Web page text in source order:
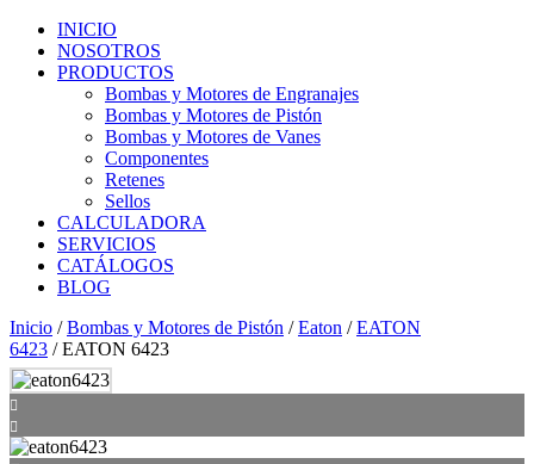
INICIO
NOSOTROS
PRODUCTOS
Bombas y Motores de Engranajes
Bombas y Motores de Pistón
Bombas y Motores de Vanes
Componentes
Retenes
Sellos
CALCULADORA
SERVICIOS
CATÁLOGOS
BLOG
Inicio /Bombas y Motores de Pistón /Eaton /EATON
6423 / EATON 6423